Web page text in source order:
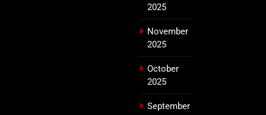
2025
November
2025
October
2025
September